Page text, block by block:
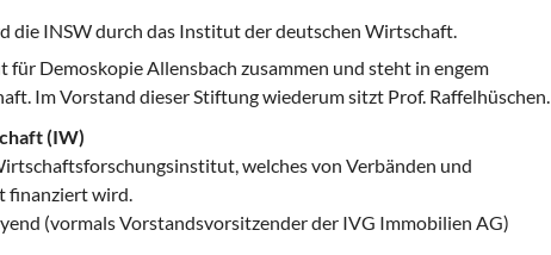
die INSW durch das Institut der deutschen Wirtschaft.
Demoskopie Allensbach zusammen und steht in engem
Im Vorstand dieser Stiftung wiederum sitzt Prof. Raffelhüschen.
(IW)
welches von Verbänden und
finanziert wird.
(vormals Vorstandsvorsitzender der IVG Immobilien AG)